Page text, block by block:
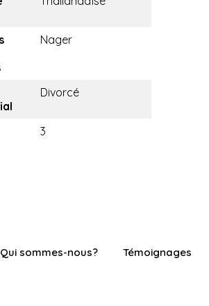
Nager
Divorcé
3
Qui sommes-nous? Témoignages